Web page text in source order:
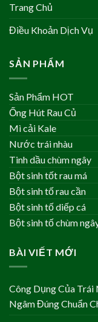
Trang Chủ
Điều Khoản Dịch Vụ
SẢN PHẨM
Sản Phẩm HOT
Ống Hút Rau Củ
Mì cải Kale
Nước trái nhàu
Tinh dầu chùm ngây
Bột sinh tốt rau má
Bột sinh tố rau cần
Bột sinh tố diếp cá
Bột sinh tố chùm
BÀI VIẾT MỚI
Công Dụng Của Trái
Ngâm Đúng Chuẩn